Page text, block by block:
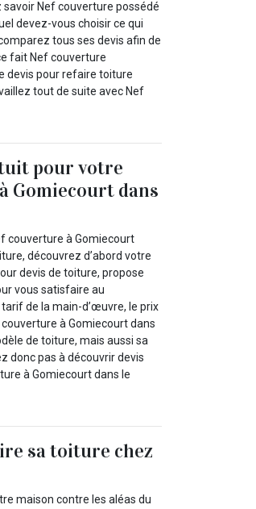
savoir Nef couverture possédé
devez-vous choisir ce qui
tous ses devis afin de
fait Nef couverture
devis pour refaire toiture
tout de suite avec Nef
pour votre
Gomiecourt dans
couverture à Gomiecourt
découvrez d’abord votre
devis de toiture, propose
vous satisfaire au
de la main-d’œuvre, le prix
à Gomiecourt dans
de toiture, mais aussi sa
donc pas à découvrir devis
à Gomiecourt dans le
sa toiture chez
maison contre les aléas du